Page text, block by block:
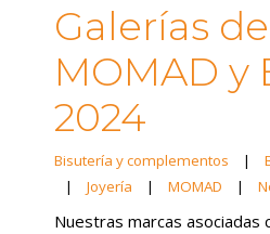
Galerías de
MOMAD y
2024
Bisutería y complementos |
|
Joyería | MOMAD |
Nuestras marcas asociadas